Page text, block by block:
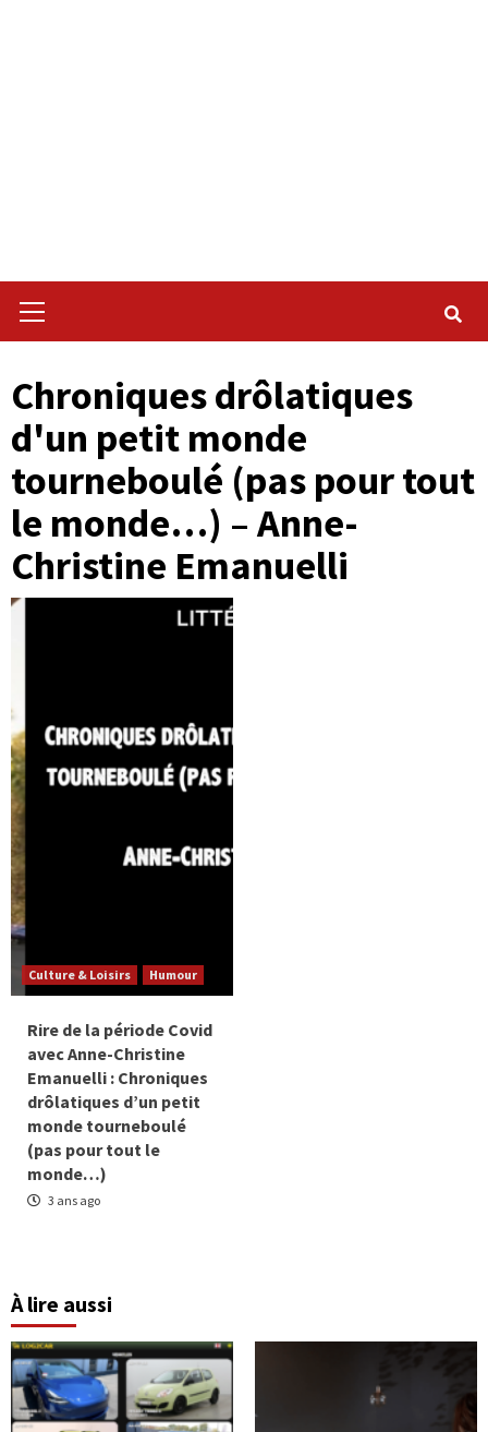
Menu
Chroniques drôlatiques
d'un petit monde
tourneboulé (pas pour tout
le monde…) – Anne-
Christine Emanuelli
Culture & Loisirs Humour
Rire de la période Covid
avec Anne-Christine
Emanuelli : Chroniques
drôlatiques d’un petit
monde tourneboulé
(pas pour tout le
monde…)
3 ans ago
À lire aussi